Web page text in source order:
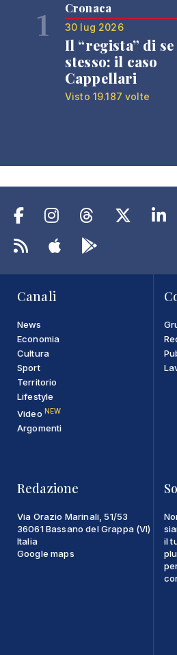
1 Cronaca
30 lug 2026
Il “regista” di se
stesso: il caso
Cappellari
Visto 19.187 volte
Canali
News
Economia
Cultura
Sport
Territorio
Lifestyle
Video NEW
Argomenti
Redazione
Via Orazio Marinali, 51/53
36061 Bassano del Grappa (VI)
Italia
Google maps
il